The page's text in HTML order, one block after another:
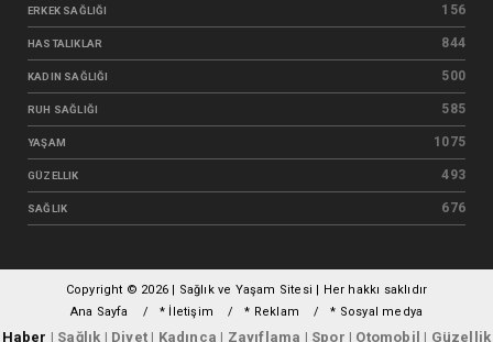
ERKEK SAĞLIĞI 156
HASTALIKLAR 844
KADIN SAĞLIĞI 500
RUH SAĞLIĞI 585
YAŞAM 1075
GÜZELLIK 493
SAĞLIK 676
Copyright © 2026 | Sağlık ve Yaşam Sitesi | Her hakkı saklıdır
Ana Sayfa
* İletişim * Reklam * Sosyal medya
Haber | Sağlık | Diyet | Kadınca | Zayıflama | Spor | Otomobil | Güzellik